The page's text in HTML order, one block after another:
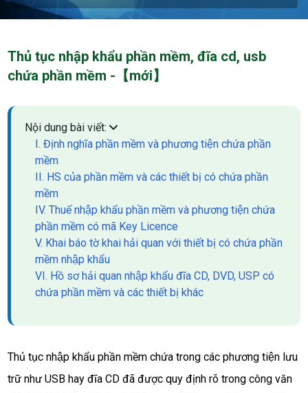
Thủ tục nhập khẩu phần mềm, đĩa cd, usb
chứa phần mềm -【mới】
Nội dung bài viết:
I. Định nghĩa phần mềm và phương tiện chứa phần
mềm
II. HS của phần mềm và các thiết bị có chứa phần
mềm
IV. Thuế nhập khẩu phần mềm và phương tiện chứa
phần mềm có mã Key Licence
V. Khai báo tờ khai hải quan với thiết bị có chứa phần
mềm nhập khẩu
VI. Hồ sơ hải quan nhập khẩu đĩa CD, DVD, USP có
chứa phần mềm và các thiết bị khác
Thủ tục nhập khẩu phần mềm chứa trong các phương tiện lưu
trữ như USB hay đĩa CD đã được quy định rõ trong công văn